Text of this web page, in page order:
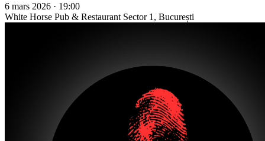
6 mars 2026 · 19:00
White Horse Pub & Restaurant Sector 1, București